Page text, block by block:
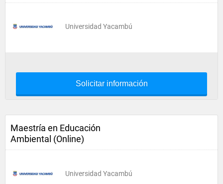
Universidad Yacambú
Solicitar información
Maestría en Educación
Ambiental (Online)
Universidad Yacambú